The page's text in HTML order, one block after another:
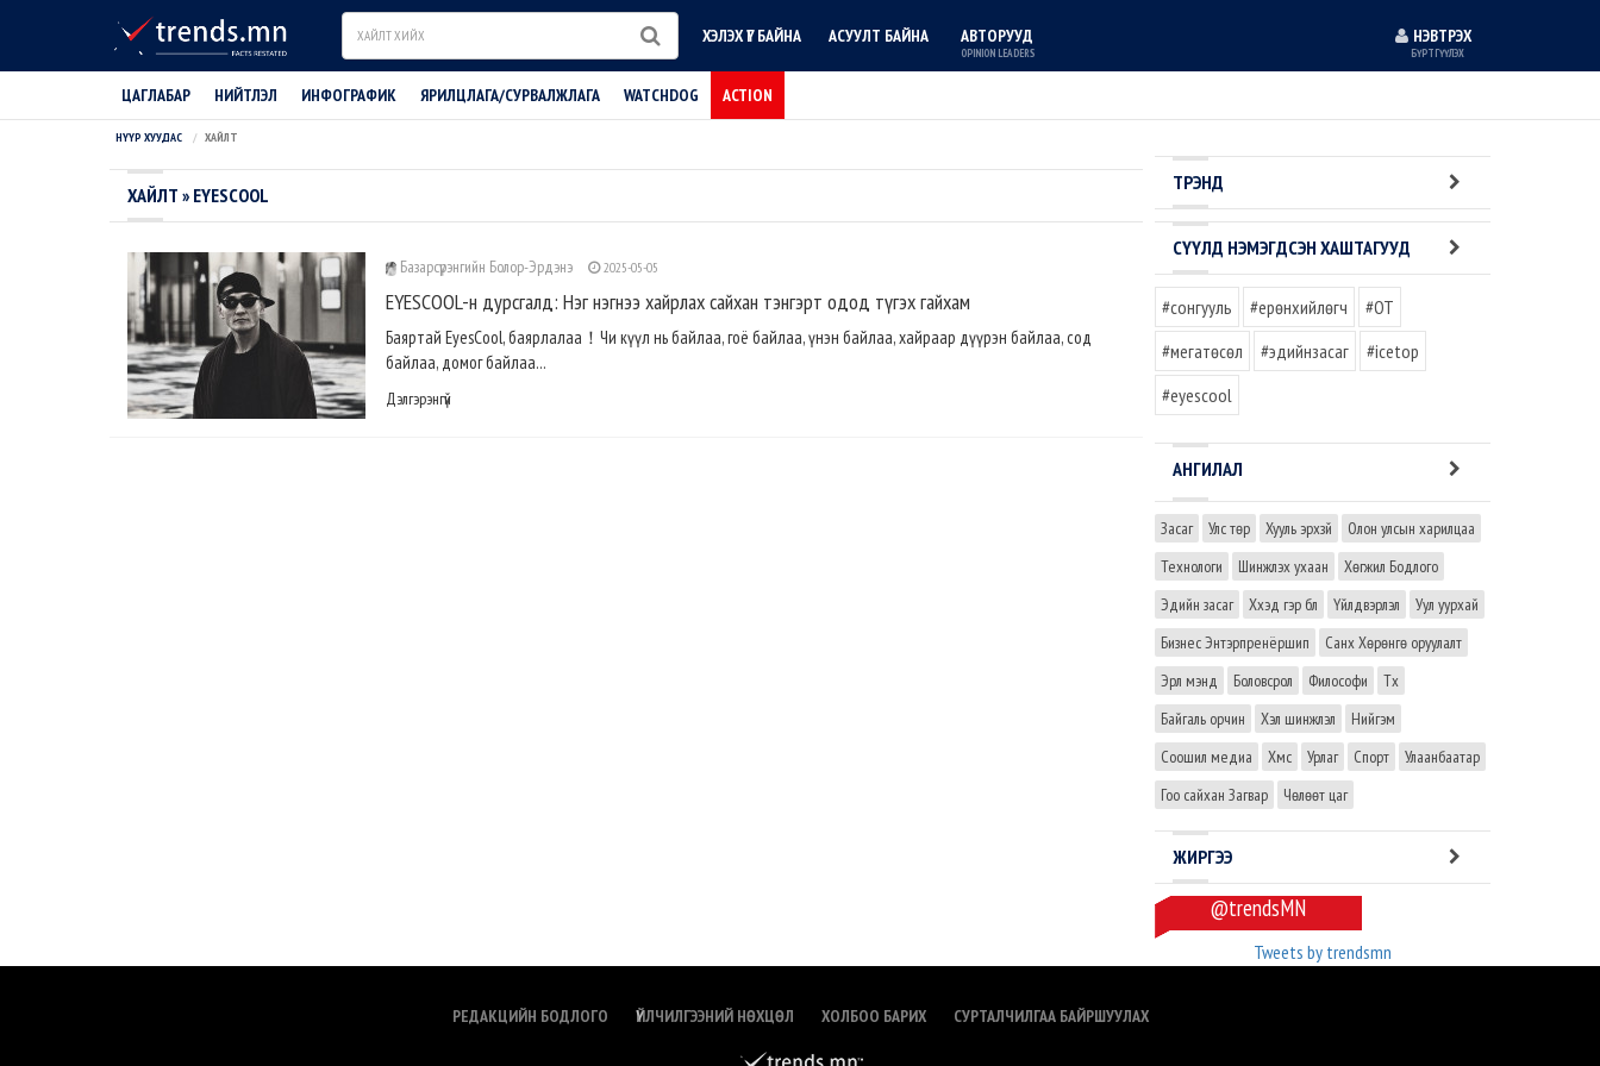
Search ХЭЛЭХ ҮГ БАЙНА АСУУЛТ БАЙНА АВТОРУУД
OPINION LEADERS
НЭВТРЭХ
БҮРТГҮҮЛЭХ
ЦАГЛАБАР НИЙТЛЭЛ ИНФОГРАФИК ЯРИЛЦЛАГА/СУРВАЛЖЛАГА WATCHDOG ACTION
НҮҮР ХУУДАС ХАЙЛТ
ХАЙЛТ » EYESCOOL
Базарсүрэнгийн Болор-Эрдэнэ 2025-05-05
EYESCOOL-н дурсгалд: Нэг нэгнээ хайрлах сайхан тэнгэрт одод түгэх гайхам
Баяртай EyesCool, баярлалаа！Чи күүл нь байлаа, гоё байлаа, үнэн байлаа, хайраар дүүрэн байлаа, сод
байлаа, домог байлаа...
Дэлгэрэнгүй
ТРЭНД
СҮҮЛД НЭМЭГДСЭН ХАШТАГУУД
#сонгууль #ерөнхийлөгч
#OT
#мегатөсөл
#эдийнзасаг
#icetop
#eyescool
АНГИЛАЛ
Засаг Улс төр Хууль эрхзүй
Олон улсын харилцаа
Технологи
Шинжлэх ухаан
Хөгжил Бодлого
Эдийн засаг
Хүүхэд гэр бүл Үйлдвэрлэл
Уул уурхай
Бизнес Энтэрпренёршип
Санхүү Хөрөнгө оруулалт
Эрүүл мэнд
Боловсрол Философи
Түүх
Байгаль орчин
Хэл шинжлэл
Нийгэм
Соошил медиа
Хүмүүс Урлаг Спорт
Улаанбаатар
Гоо сайхан Загвар
Чөлөөт цаг
ЖИРГЭЭ
@trendsMN
Tweets by trendsmn
РЕДАКЦИЙН БОДЛОГО ҮЙЛЧИЛГЭЭНИЙ НӨХЦӨЛ ХОЛБОО БАРИХ СУРТАЛЧИЛГАА БАЙРШУУЛАХ